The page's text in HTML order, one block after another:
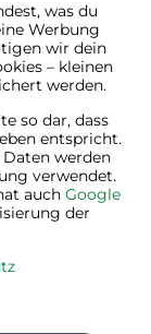
was du
Werbung
wir dein
– kleinen
werden.
so dar, dass
entspricht.
Daten werden
verwendet.
auch Google
der